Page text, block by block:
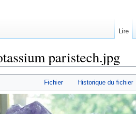
paristech.jpg
Fichier Historique du fichier
Lire